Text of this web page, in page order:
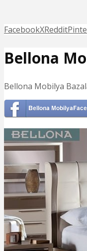
FacebookXReddit
Bellona
Bellona Mobilya